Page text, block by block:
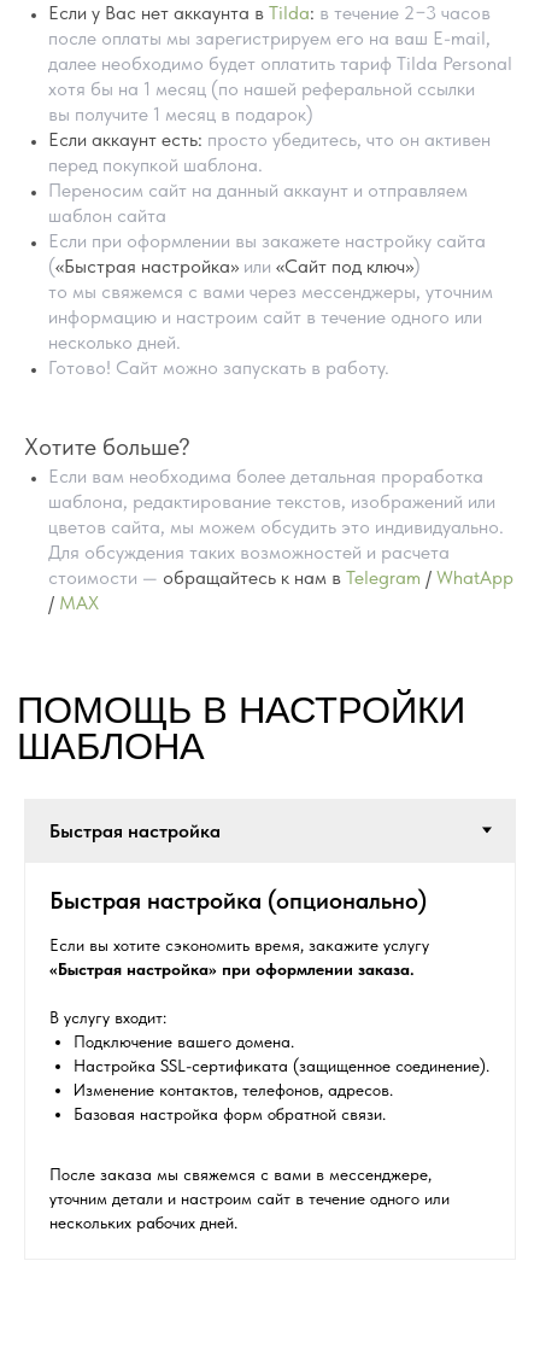
Если у Вас нет аккаунта в Tilda: в течение 2−3 часов
после оплаты мы зарегистрируем его на ваш E-mail,
далее необходимо будет оплатить тариф Tilda Personal
хотя бы на 1 месяц (по нашей реферальной ссылки
вы получите 1 месяц в подарок)
Если аккаунт есть: просто убедитесь, что он активен
перед покупкой шаблона.
Переносим сайт на данный аккаунт и отправляем
шаблон сайта
Если при оформлении вы закажете настройку сайта
(«Быстрая настройка» или «Сайт под ключ»)
то мы свяжемся с вами через мессенджеры, уточним
информацию и настроим сайт в течение одного или
несколько дней.
Готово! Сайт можно запускать в работу.
Хотите больше?
Если вам необходима более детальная проработка
шаблона, редактирование текстов, изображений или
цветов сайта, мы можем обсудить это индивидуально.
Для обсуждения таких возможностей и расчета
стоимости — обращайтесь к нам в Telegram / WhatApp
/ MAX
ПОМОЩЬ В НАСТРОЙКИ
ШАБЛОНА
Быстрая настройка (опционально)
Если вы хотите сэкономить время, закажите услугу
«Быстрая настройка» при оформлении заказа.
В услугу входит:
Подключение вашего домена.
Настройка SSL-сертификата (защищенное соединение).
Изменение контактов, телефонов, адресов.
Базовая настройка форм обратной связи.
После заказа мы свяжемся с вами в мессенджере,
уточним детали и настроим сайт в течение одного или
нескольких рабочих дней.
ПРЕИМУЩЕСТВА
CМОТРИТЕ ТАКЖЕ
Получите консультацию
Остались вопросы?